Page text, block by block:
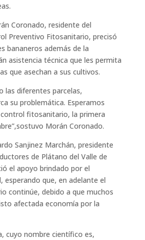
Coronado, residente del
Preventivo Fitosanitario, precisó
bananeros además de la
asistencia técnica que les permita
que asechan a sus cultivos.
las diferentes parcelas,
su problemática. Esperamos
fitosanitario, la primera
Morán Coronado.
Sanjinez Marchán, presidente
de Plátano del Valle de
el apoyo brindado por el
esperando que, en adelante el
continúe, debido a que muchos
afectada economía por la
cuyo nombre científico es,